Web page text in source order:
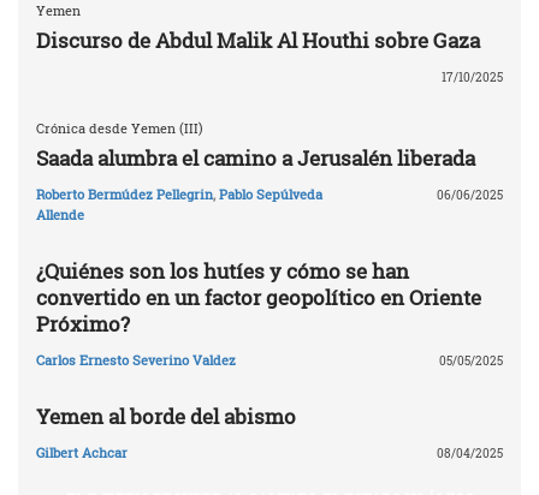
Yemen
Discurso de Abdul Malik Al Houthi sobre Gaza
17/10/2025
Crónica desde Yemen (III)
Saada alumbra el camino a Jerusalén liberada
Roberto Bermúdez Pellegrin, Pablo Sepúlveda
Allende
06/06/2025
¿Quiénes son los hutíes y cómo se han
convertido en un factor geopolítico en Oriente
Próximo?
Carlos Ernesto Severino Valdez 05/05/2025
Yemen al borde del abismo
Gilbert Achcar 08/04/2025